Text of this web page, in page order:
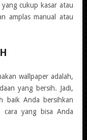
cukup kasar atau
amplas manual atau
wallpaper adalah,
yang bersih. Jadi,
baik Anda bersihkan
cara yang bisa Anda